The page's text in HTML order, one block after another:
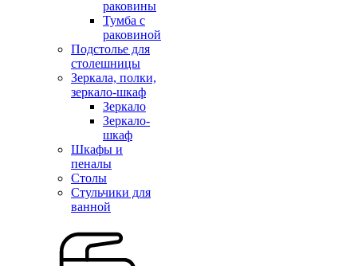
раковины
Тумба с
раковиной
Подстолье для
столешницы
Зеркала, полки,
зеркало-шкаф
Зеркало
Зеркало-
шкаф
Шкафы и
пеналы
Столы
Стульчики для
ванной